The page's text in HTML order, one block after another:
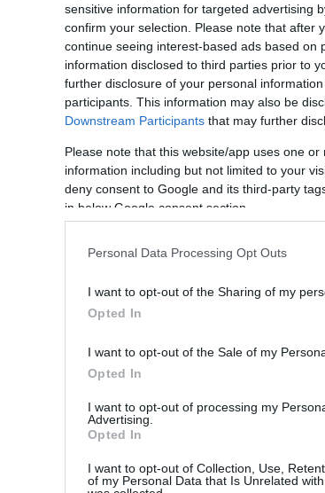
sensitive information for targeted advertising
confirm your selection. Please note that after
continue seeing interest-based ads based
information disclosed to third parties prior to
further disclosure of your personal
participants. This information may also be
Downstream Participants that may further
Please note that this website/app uses one
information including but not limited to your
deny consent to Google and its third-party
in below Google consent section.
Personal Data Processing Opt Outs
I want to opt-out of the Sharing of my
Opted In
I want to opt-out of the Sale of my
Opted In
I want to opt-out of processing my
Advertising.
Opted In
I want to opt-out of Collection, Use,
of my Personal Data that Is Unrelated
A NAGY DUETT: SZABÓ ZSÓFI
ANDRÁS ZSŰRIZ, LIPTAI
VEZET